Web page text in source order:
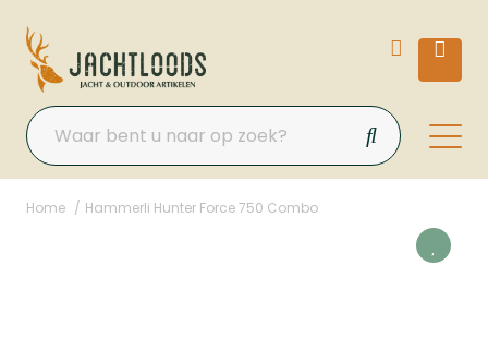
Home Hammerli Hunter Force 750 Combo